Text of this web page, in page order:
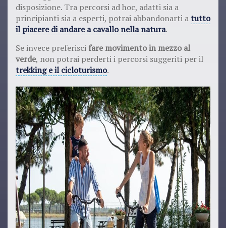
disposizione. Tra percorsi ad hoc, adatti sia a
principianti sia a esperti, potrai abbandonarti atutto
il piacere di andare a cavallo nella natura.
Se invece preferisci fare movimento in mezzo al
verde, non potrai perderti i percorsi suggeriti per il
trekking e il cicloturismo.